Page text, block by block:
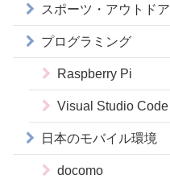
スポーツ・アウトドア
プログラミング
Raspberry Pi
Visual Studio Code
日本のモバイル環境
docomo